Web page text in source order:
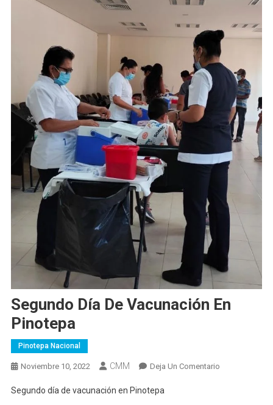
Segundo Día De Vacunación En
Pinotepa
Pinotepa Nacional
Noviembre 10, 2022 CMM Deja Un ComentarioEn
Segundo día de vacunación en Pinotepa